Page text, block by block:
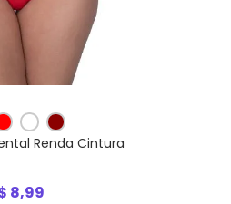
Renda Cintura
8,99